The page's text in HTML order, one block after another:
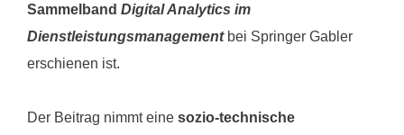
Sammelband Digital Analytics im
Dienstleistungsmanagement bei Springer Gabler
erschienen ist.
Der Beitrag nimmt eine sozio-technische